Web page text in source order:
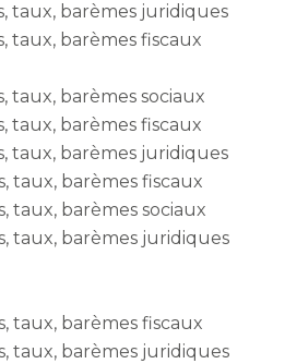
taux, barèmes juridiques
taux, barèmes fiscaux
taux, barèmes sociaux
taux, barèmes fiscaux
taux, barèmes juridiques
taux, barèmes fiscaux
taux, barèmes sociaux
taux, barèmes juridiques
taux, barèmes fiscaux
taux, barèmes juridiques